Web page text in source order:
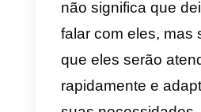
Mensagens
automáticos